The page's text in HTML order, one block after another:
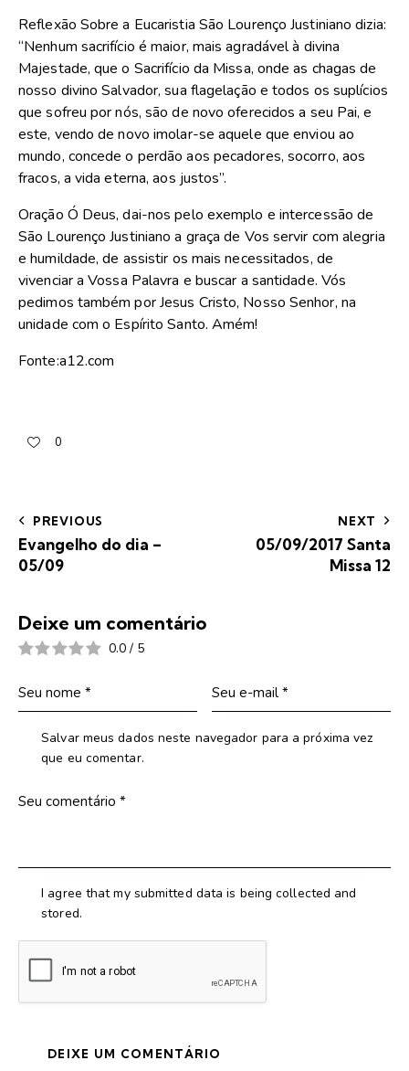
Reflexão Sobre a Eucaristia São Lourenço Justiniano dizia:
“Nenhum sacrifício é maior, mais agradável à divina
Majestade, que o Sacrifício da Missa, onde as chagas de
nosso divino Salvador, sua flagelação e todos os suplícios
que sofreu por nós, são de novo oferecidos a seu Pai, e
este, vendo de novo imolar-se aquele que enviou ao
mundo, concede o perdão aos pecadores, socorro, aos
fracos, a vida eterna, aos justos”.
Oração Ó Deus, dai-nos pelo exemplo e intercessão de
São Lourenço Justiniano a graça de Vos servir com alegria
e humildade, de assistir os mais necessitados, de
vivenciar a Vossa Palavra e buscar a santidade. Vós
pedimos também por Jesus Cristo, Nosso Senhor, na
unidade com o Espírito Santo. Amém!
Fonte:a12.com
0
PREVIOUS
Evangelho do dia –
05/09
NEXT
05/09/2017 Santa
Missa 12
Deixe um comentário
0.0 / 5
Salvar meus dados neste navegador para a próxima vez
que eu comentar.
I agree that my submitted data is being collected and
stored.